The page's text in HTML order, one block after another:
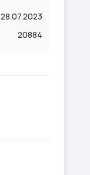
28.07.2023
20884